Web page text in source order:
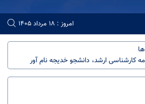
امروز : 18 مرداد 1405
کارشناسی ارشد، دانشجو خدیجه نام آور